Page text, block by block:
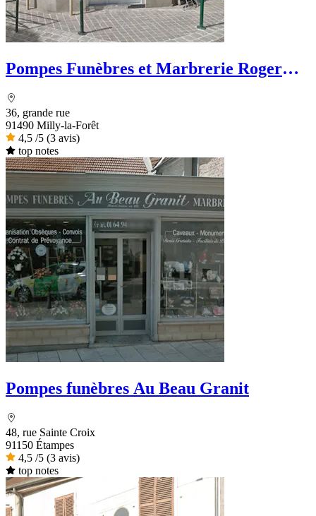
Pompes Funèbres et Marbrerie Roger
36, grande rue
91490 Milly-la-Forêt
4,5 /5 (3 avis)
top notes
Pompes funèbres Au Beau Granit
48, rue Sainte Croix
91150 Étampes
4,5 /5 (3 avis)
top notes